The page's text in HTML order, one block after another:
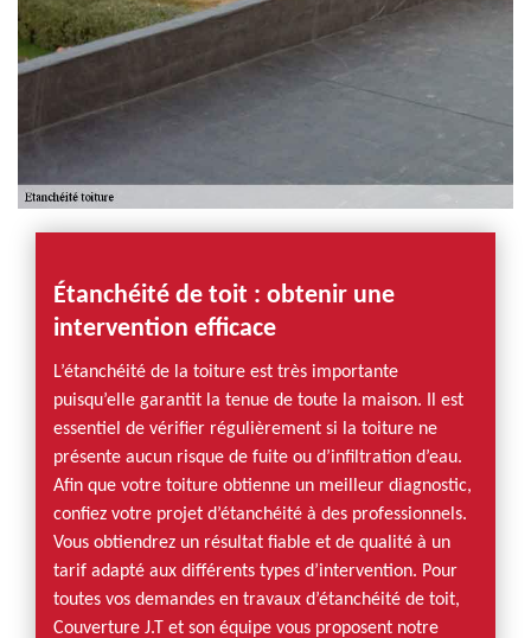
Étanchéité de toit : obtenir une
intervention efficace
L’étanchéité de la toiture est très importante
puisqu’elle garantit la tenue de toute la maison. Il est
essentiel de vérifier régulièrement si la toiture ne
présente aucun risque de fuite ou d’infiltration d’eau.
Afin que votre toiture obtienne un meilleur diagnostic,
confiez votre projet d’étanchéité à des professionnels.
Vous obtiendrez un résultat fiable et de qualité à un
tarif adapté aux différents types d’intervention. Pour
toutes vos demandes en travaux d’étanchéité de toit,
Couverture J.T et son équipe vous proposent notre